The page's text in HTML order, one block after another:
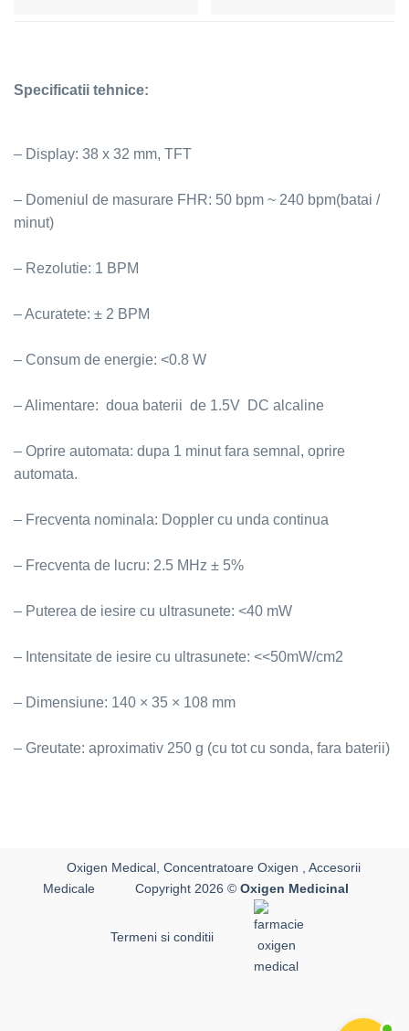
Specificatii tehnice:
– Display: 38 x 32 mm, TFT
– Domeniul de masurare FHR: 50 bpm ~ 240 bpm(batai /
minut)
– Rezolutie: 1 BPM
– Acuratete: ± 2 BPM
– Consum de energie: <0.8 W
– Alimentare: doua baterii de 1.5V DC alcaline
– Oprire automata: dupa 1 minut fara semnal, oprire
automata.
– Frecventa nominala: Doppler cu unda continua
– Frecventa de lucru: 2.5 MHz ± 5%
– Puterea de iesire cu ultrasunete: <40 mW
– Intensitate de iesire cu ultrasunete: <<50mW/cm2
– Dimensiune: 140 × 35 × 108 mm
– Greutate: aproximativ 250 g (cu tot cu sonda, fara baterii)
Oxigen Medical, Concentratoare Oxigen , Accesorii
Medicale
Copyright 2026 © Oxigen Medicinal
Termeni si conditii